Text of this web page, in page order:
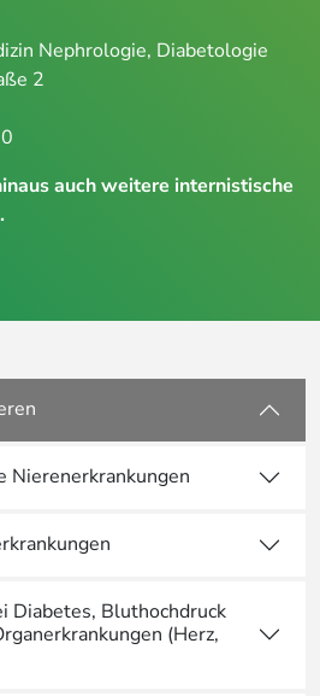
Nephrologie, Diabetologie
2
auch weitere internistische
Nierenerkrankungen
Diabetes, Bluthochdruck
(Herz,